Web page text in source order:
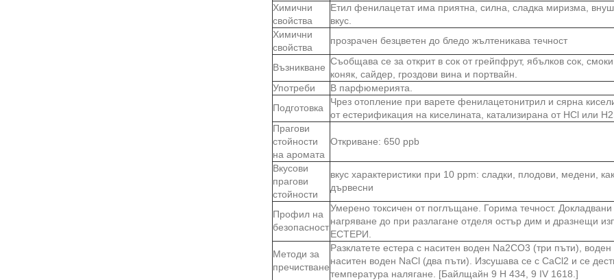
Химични
свойства
Етил фенилацетат има приятна, силна, сладка миризма,
вкус.
Химични
свойства
прозрачен безцветен до бледо жълтеникава течност
Възникване
Съобщава се за открит в сок от грейпфрут, ябълков сок,
коняк, сайдер, гроздови вина и портвайн.
Употреби
В парфюмерията.
Подготовка
Чрез отопление при варете фенилацетонитрил и сярна
от естерификация на киселината, катализирана от HCl или
Прагови
стойности
на аромата
Откриване: 650 ppb
Вкусови
прагови
стойности
вкус характеристики при 10 ppm: сладки, плодови, медени,
дървесни
Профил на
безопасност
Умерено токсичен от поглъщане. Горима течност.
нагряване до при разлагане отделя остър дим и дразнещи
ЕСТЕРИ.
Методи за
пречистване
Разклатете естера с наситен воден Na2CO3 (три пъти),
наситен воден NaCl (два пъти). Изсушава се с CaCl2 и се
температура налягане. [Байлщайн 9 H 434, 9 IV 1618.]